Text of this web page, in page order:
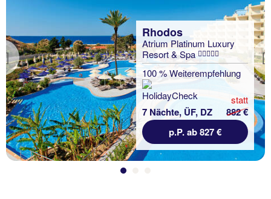
Previous
Rhodos
Atrium Platinum Luxury
Resort & Spa
100 % Weiterempfehlung
7 Nächte, ÜF, DZ
statt
882 €
p.P. ab 827 €